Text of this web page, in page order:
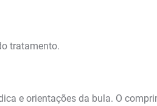
tratamento.
e orientações da bula. O